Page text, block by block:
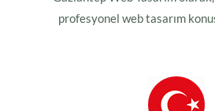
profesyonel web tasarım